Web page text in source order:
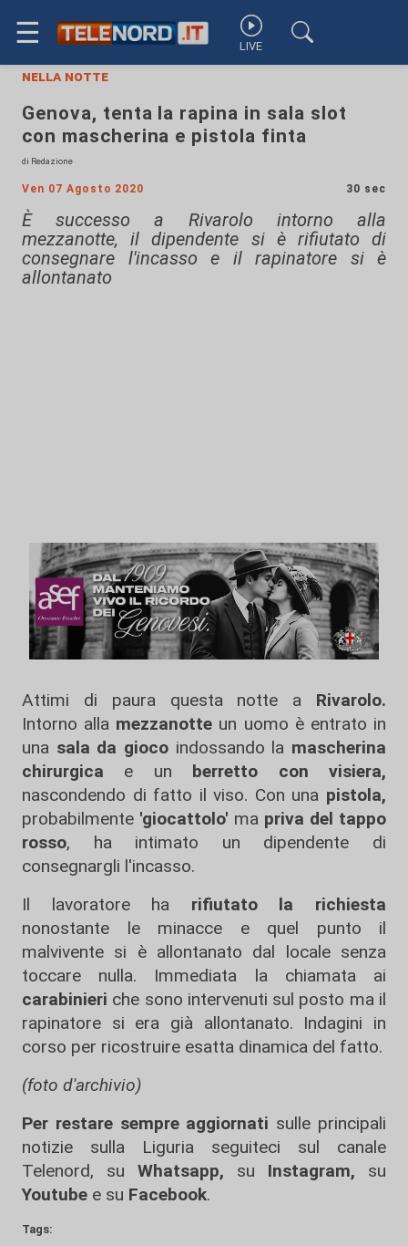
☰ LIVE
nella notte
Genova, tenta la rapina in sala slot
con mascherina e pistola finta
di Redazione
Ven 07 Agosto 2020 30 sec
È successo a Rivarolo intorno alla
mezzanotte, il dipendente si è rifiutato di
consegnare l'incasso e il rapinatore si è
allontanato
Attimi di paura questa notte a Rivarolo.
Intorno alla mezzanotte un uomo è entrato in
una sala da gioco indossando la mascherina
chirurgica e un berretto con visiera,
nascondendo di fatto il viso. Con una pistola,
probabilmente 'giocattolo' ma priva del tappo
rosso, ha intimato un dipendente di
consegnargli l'incasso.
Il lavoratore ha rifiutato la richiesta
nonostante le minacce e quel punto il
malvivente si è allontanato dal locale senza
toccare nulla. Immediata la chiamata ai
carabinieri che sono intervenuti sul posto ma il
rapinatore si era già allontanato. Indagini in
corso per ricostruire esatta dinamica del fatto.
(foto d'archivio)
Per restare sempre aggiornati sulle principali
notizie sulla Liguria seguiteci sul canale
Telenord, su
Whatsapp, su Instagram, su
Youtube e su Facebook.
Tags: